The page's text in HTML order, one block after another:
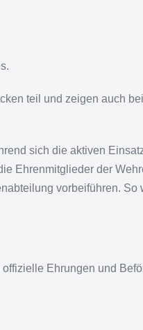
teil und zeigen auch
sich die aktiven
Ehrenmitglieder der
vorbeiführen. So
Ehrungen und